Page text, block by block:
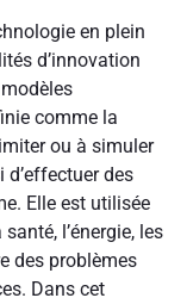
en plein
d’innovation
comme la
ou à simuler
d’effectuer des
Elle est utilisée
l’énergie, les
des problèmes
Dans cet